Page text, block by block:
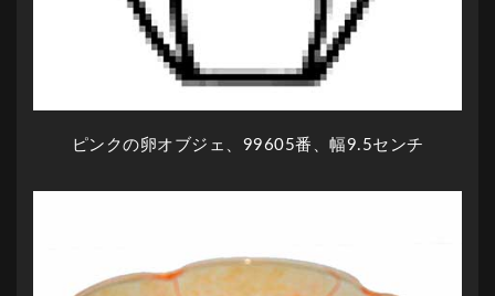
ピンクの卵オブジェ、99605番、幅9.5センチ